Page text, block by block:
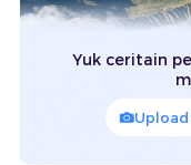
Yuk ceritain